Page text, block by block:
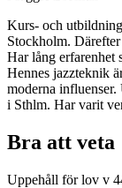
Kurs- och
Stockholm.
Har lång erfarenhet
Hennes jazzteknik
moderna
i Sthlm. Har varit
Bra att veta
Uppehåll för lov v